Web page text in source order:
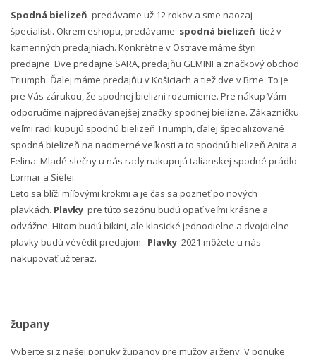
Spodná bielizeň predávame už 12 rokov a sme naozaj
špecialisti. Okrem eshopu, predávame spodná bielizeň tiež v
kamenných predajniach. Konkrétne v Ostrave máme štyri
predajne. Dve predajne SARA, predajňu GEMINI a značkový obchod
Triumph. Ďalej máme predajňu v Košiciach a tiež dve v Brne. To je
pre Vás zárukou, že spodnej bielizni rozumieme. Pre nákup Vám
odporučíme najpredávanejšej značky spodnej bielizne. Zákazníčku
veľmi radi kupujú spodnú bielizeň Triumph, ďalej špecializované
spodná bielizeň na nadmerné veľkosti a to spodnú bielizeň Anita a
Felina. Mladé slečny u nás rady nakupujú talianskej spodné prádlo
Lormar a Sielei.
Leto sa blíži míľovými krokmi a je čas sa pozrieť po nových
plavkách. Plavky pre túto sezónu budú opäť veľmi krásne a
odvážne. Hitom budú bikini, ale klasické jednodielne a dvojdielne
plavky budú vévédit predajom. Plavky 2021 môžete u nás
nakupovať už teraz.
župany
Vyberte si z našej ponuky županov pre mužov aj ženy. V ponuke